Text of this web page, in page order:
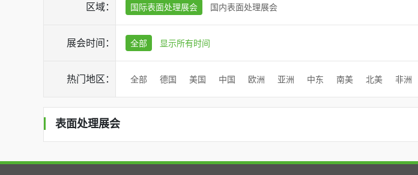
区域： 国际表面处理展会 国内表面处理展会
展会时间： 全部 显示所有时间
热门地区： 全部 德国 美国 中国 欧洲 亚洲 中东 南美 北美 非洲
表面处理展会